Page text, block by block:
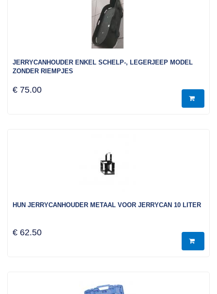
JERRYCANHOUDER ENKEL SCHELP-, LEGERJEEP MODEL
ZONDER RIEMPJES
€ 75.00
HUN JERRYCANHOUDER METAAL VOOR JERRYCAN 10 LITER
€ 62.50